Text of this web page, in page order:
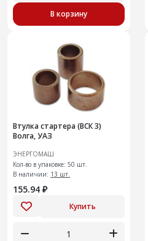
В корзину
Втулка стартера (ВСК 3)
Волга, УАЗ
ЭНЕРГОМАШ
Кол-во в упаковке: 50 шт.
В наличии: 13 шт.
155.94 ₽
Купить